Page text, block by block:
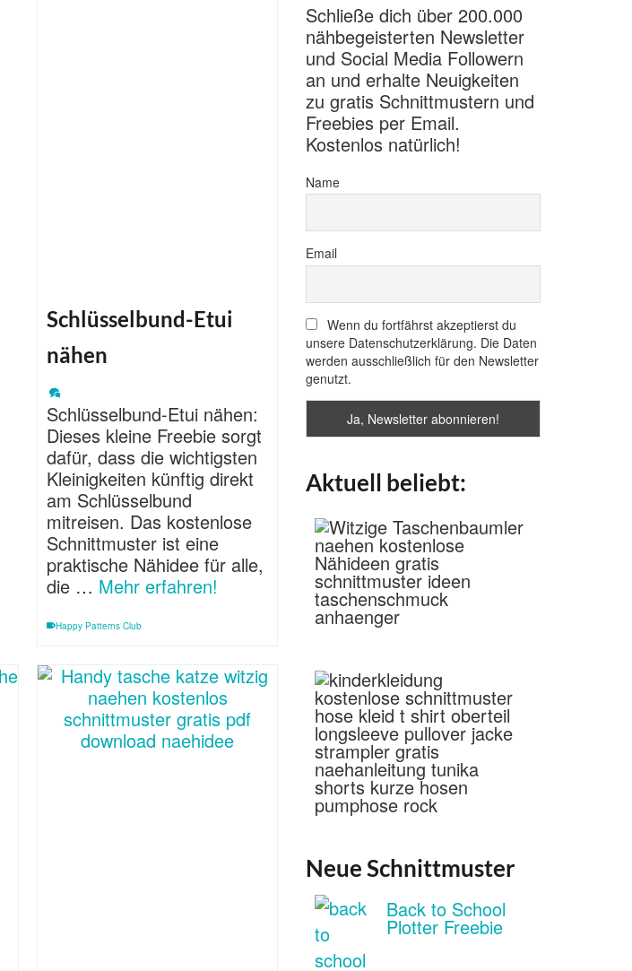
Schlüsselbund-Etui
nähen
Schlüsselbund-Etui nähen:
Dieses kleine Freebie sorgt
dafür, dass die wichtigsten
Kleinigkeiten künftig direkt
am Schlüsselbund
mitreisen. Das kostenlose
Schnittmuster ist eine
praktische Nähidee für alle,
die … Mehr erfahren!
Happy Patterns Club
Schließe dich über 200.000
nähbegeisterten Newsletter
und Social Media Followern
an und erhalte Neuigkeiten
zu gratis Schnittmustern und
Freebies per Email.
Kostenlos natürlich!
Name
Email
Wenn du fortfährst akzeptierst du
unsere Datenschutzerklärung. Die Daten
werden ausschließlich für den Newsletter
genutzt.
Aktuell beliebt:
Neue Schnittmuster
Back to School
Plotter Freebie